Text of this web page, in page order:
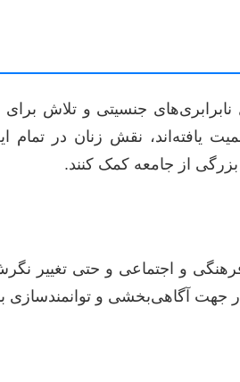
جنسیتی و تلاش برای
یافته‌اند، نقش زنان در تمام
از جامعه کمک کنند.
و اجتماعی و حتی تغییر
جهت آگاهی‌بخشی و توانمندسازی